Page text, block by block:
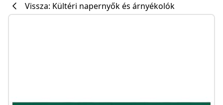
Vissza: Kültéri napernyők és árnyékolók